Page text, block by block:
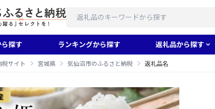
探す ランキングから探す 返礼品から探す
税サイト 宮城県 気仙沼市のふるさと納税 返礼品名